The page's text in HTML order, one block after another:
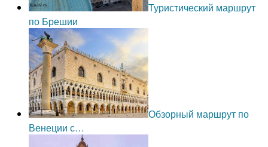
Туристический маршрут
по Брешии
Обзорный маршрут по
Венеции с…